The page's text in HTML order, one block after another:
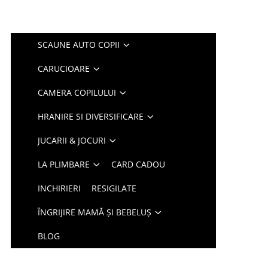
SCAUNE AUTO COPII
CARUCIOARE
CAMERA COPILULUI
HRANIRE SI DIVERSIFICARE
JUCARII & JOCURI
LA PLIMBARE CARD CADOU
INCHIRIERI RESIGILATE
ÎNGRIJIRE MAMĂ ȘI BEBELUȘ
BLOG